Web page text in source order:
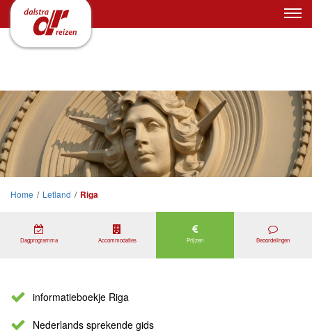
Home / Letland / Riga
Dagprogramma Accommodaties Prijzen Beoordelingen
informatieboekje Riga
Nederlands sprekende gids